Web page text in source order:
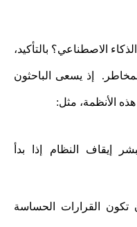
الاصطناعي؟ بالتأكيد،
إذ يسعى الباحثون
الأنظمة، مثل:
إيقاف النظام إذا بدأ
القرارات الحساسة